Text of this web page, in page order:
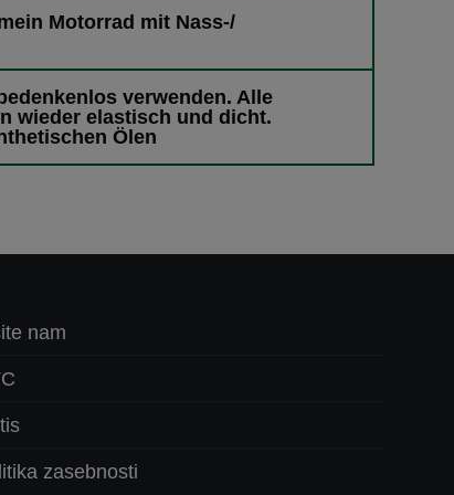
Motorrad mit Nass-/
verwenden. Alle
wieder elastisch und dicht.
Ölen
nam
zasebnosti